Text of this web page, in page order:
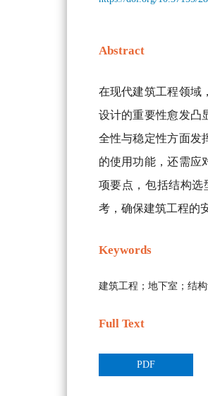
Abstract
在现代建筑工程领域
设计的重要性愈发凸
全性与稳定性方面发
的使用功能，还需应
项要点，包括结构
考，确保建筑工程的
Keywords
建筑工程；地下室；结
Full Text
PDF